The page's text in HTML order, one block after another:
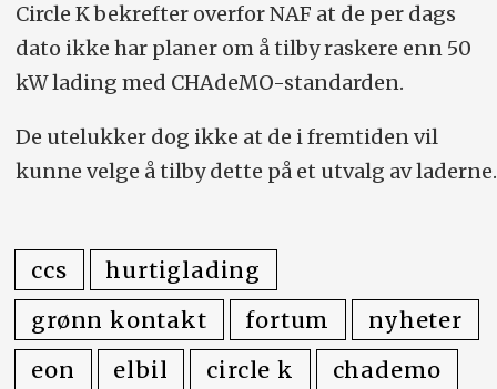
Circle K bekrefter overfor NAF at de per dags
dato ikke har planer om å tilby raskere enn 50
kW lading med CHAdeMO-standarden.
De utelukker dog ikke at de i fremtiden vil
kunne velge å tilby dette på et utvalg av laderne.
ccs
hurtiglading
grønn kontakt
fortum
nyheter
eon
elbil circle k
chademo